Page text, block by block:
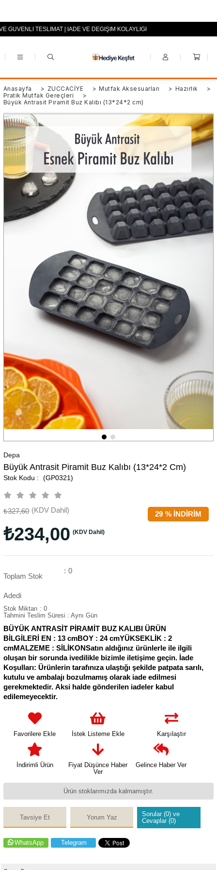
+90 (0553) 694 94 70
GÜVENLİ TESLİMAT | İADE VE DEĞİŞİM KOLAYLIĞI
Anasayfa > ZÜCCACİYE > Mutfak Aksesuarları > Hazırlık
>
Pratik Mutfak Gereçleri
>
Büyük Antrasit Piramit Buz Kalıbı (13*24*2 cm)
Depa
Büyük Antrasit Piramit Buz Kalıbı (13*24*2 Cm)
(GP0321)
%
29 İNDIRIM
₺327,60 (KDV Dahil)
₺234,00 (KDV Dahil)
Toplam Stok
Adedi
: 0
Stok Miktarı : 0
Tahmini Teslim Süresi : Aynı Gün
BÜYÜK ANTRASİT PİRAMİT BUZ KALIBI ÜRÜN
BİLGİLERİ EN : 13 cmBOY : 24 cmYÜKSEKLİK : 2
cmMALZEME : SİLİKONSatın aldığınız ürünlerle ile ilgili
oluşan bir sorunda ivedilikle bizimle iletişime geçin. İade
Koşulları: Ürünlerin tarafınıza ulaştığı şekilde patpata sarılı,
kutulu ve ambalajı bozulmamış olarak iade edilmesi
gerekmektedir. Aksi halde gönderilen iadeler kabul
edilemeyecektir.
Favorilere Ekle İstek Listeme Ekle Karşılaştır
İndirimli Ürün
Fiyat Düşünce Haber
Ver
Gelince Haber Ver
Ürün stoklarımızda kalmamıştır.
Tavsiye Et Yorum Yaz
Sorular (0) ve
Cevaplar (0)
WhatsApp Telegram